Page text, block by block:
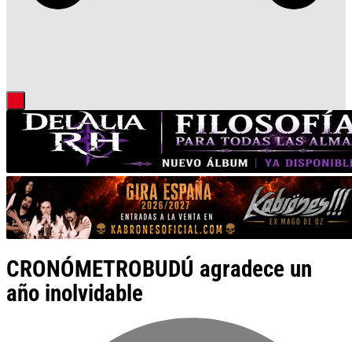
CRONÓMETROBUDÚ agradece un
año inolvidable